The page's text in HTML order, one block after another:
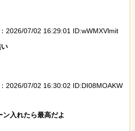
2026/07/02 16:29:01 ID:wWMXVlmit
2026/07/02 16:30:02 ID:DI08MOAKW
入れたら最高だよ